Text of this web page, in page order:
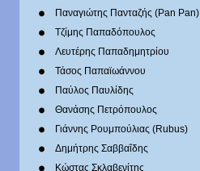
Παναγιώτης Πανταζής (Pan Pan)
Τζίμης Παπαδόπουλος
Λευτέρης Παπαδημητρίου
Τάσος Παπαϊωάννου
Παύλος Παυλίδης
Θανάσης Πετρόπουλος
Γιάννης Ρουμπούλιας (Rubus)
Δημήτρης Σαββαΐδης
Κώστας Σκλαβενίτης